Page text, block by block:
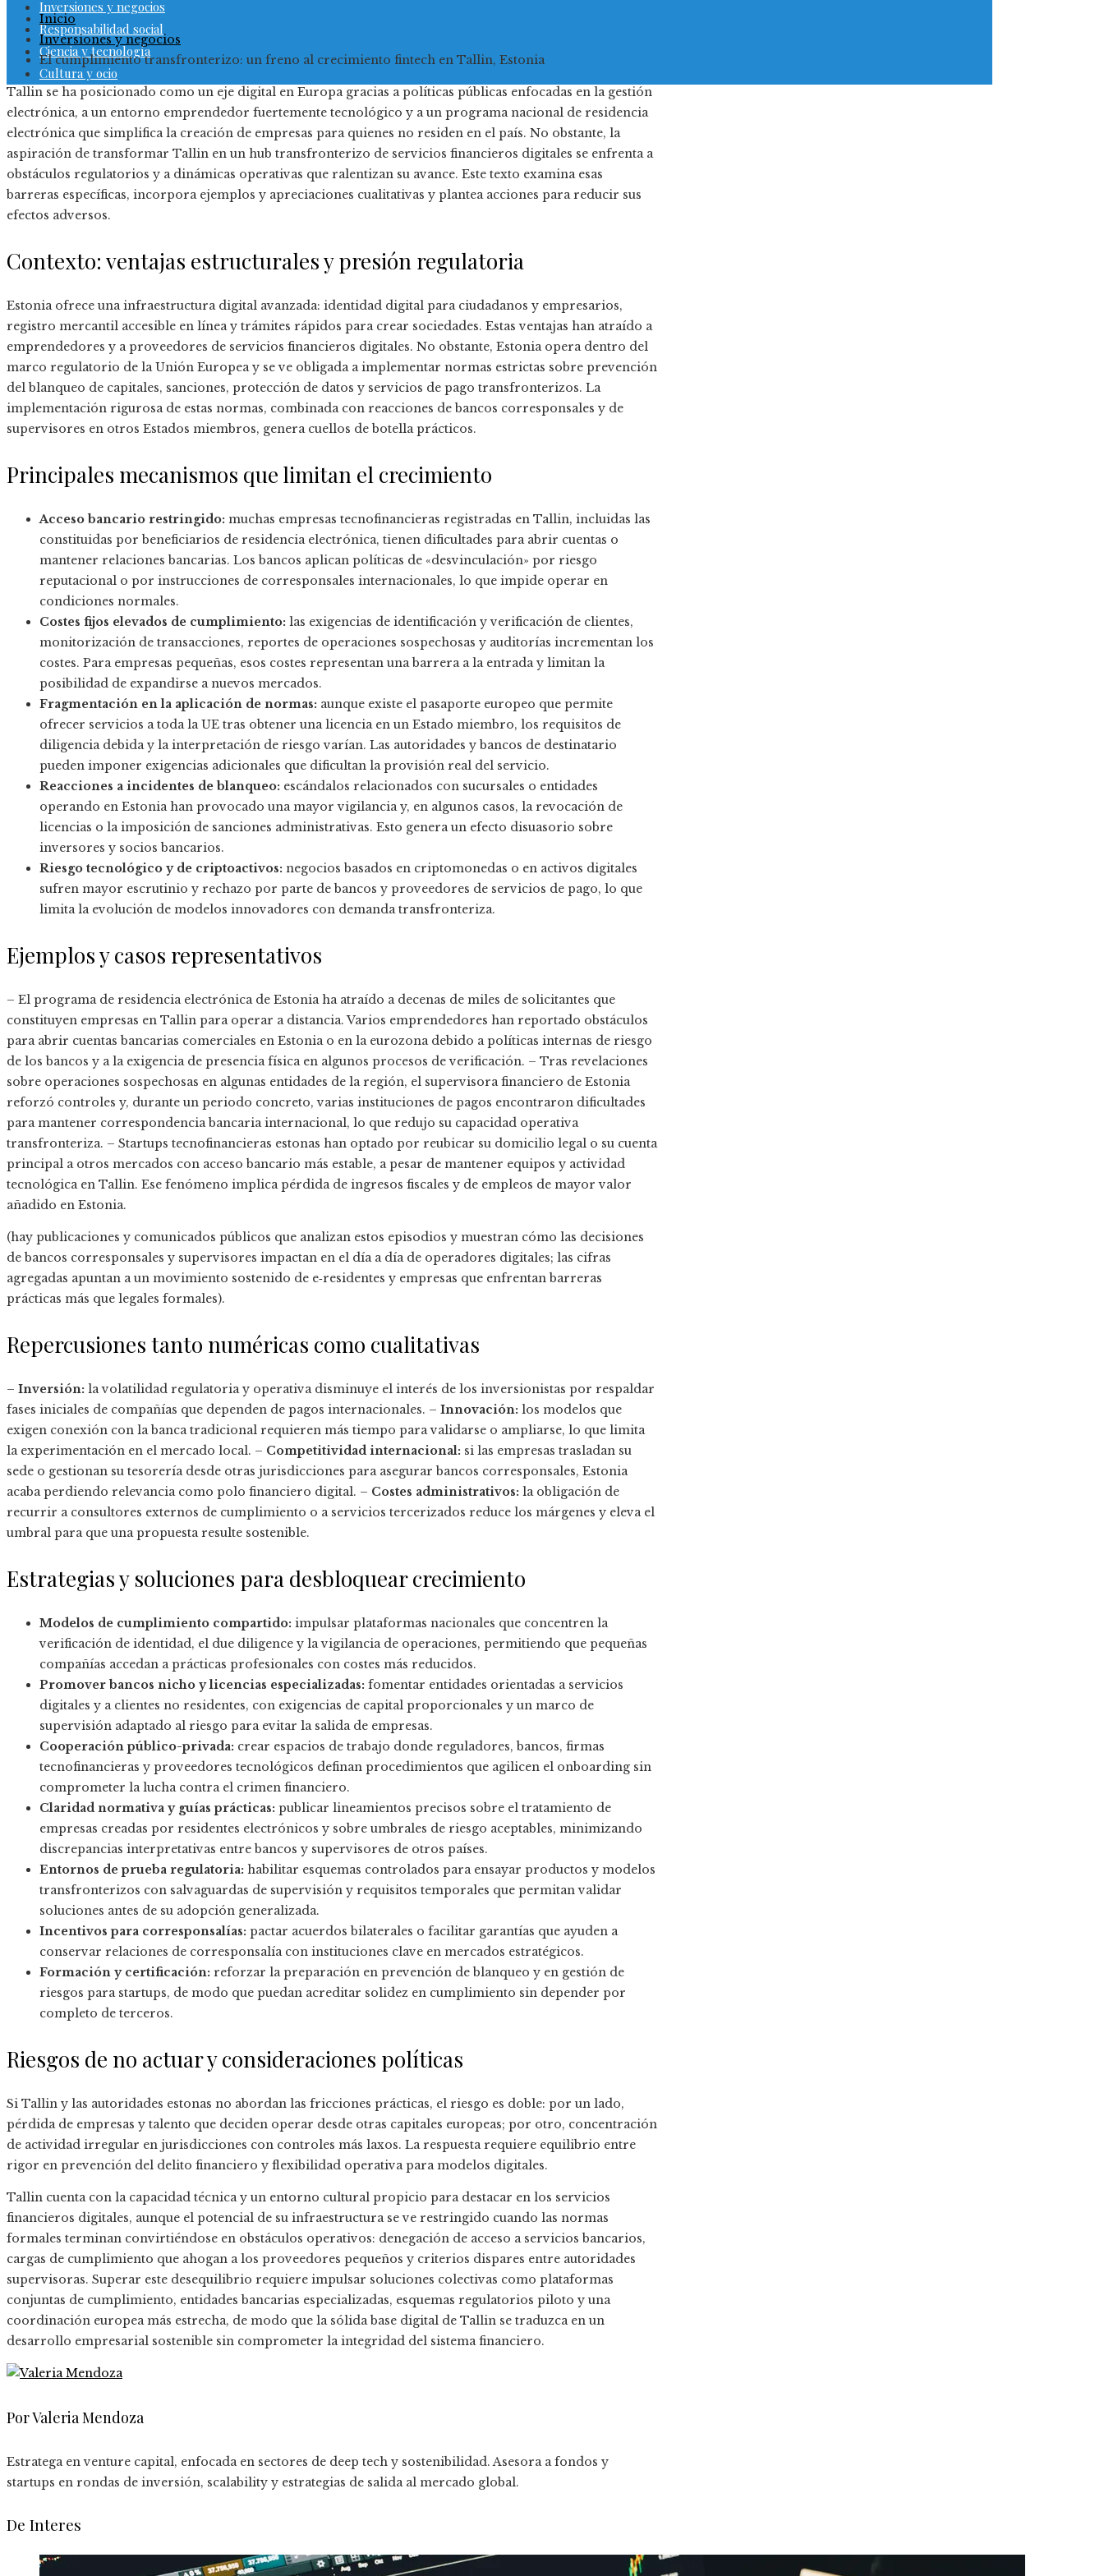
Inversiones y negocios
Responsabilidad social
Ciencia y tecnología
Cultura y ocio
Inicio
Inversiones y negocios
El cumplimiento transfronterizo: un freno al crecimiento fintech en Tallin, Estonia
Tallin se ha posicionado como un eje digital en Europa gracias a políticas públicas enfocadas en la gestión
electrónica, a un entorno emprendedor fuertemente tecnológico y a un programa nacional de residencia
electrónica que simplifica la creación de empresas para quienes no residen en el país. No obstante, la
aspiración de transformar Tallin en un hub transfronterizo de servicios financieros digitales se enfrenta a
obstáculos regulatorios y a dinámicas operativas que ralentizan su avance. Este texto examina esas
barreras específicas, incorpora ejemplos y apreciaciones cualitativas y plantea acciones para reducir sus
efectos adversos.
Contexto: ventajas estructurales y presión regulatoria
Estonia ofrece una infraestructura digital avanzada: identidad digital para ciudadanos y empresarios,
registro mercantil accesible en línea y trámites rápidos para crear sociedades. Estas ventajas han atraído a
emprendedores y a proveedores de servicios financieros digitales. No obstante, Estonia opera dentro del
marco regulatorio de la Unión Europea y se ve obligada a implementar normas estrictas sobre prevención
del blanqueo de capitales, sanciones, protección de datos y servicios de pago transfronterizos. La
implementación rigurosa de estas normas, combinada con reacciones de bancos corresponsales y de
supervisores en otros Estados miembros, genera cuellos de botella prácticos.
Principales mecanismos que limitan el crecimiento
Acceso bancario restringido: muchas empresas tecnofinancieras registradas en Tallin, incluidas las
constituidas por beneficiarios de residencia electrónica, tienen dificultades para abrir cuentas o
mantener relaciones bancarias. Los bancos aplican políticas de «desvinculación» por riesgo
reputacional o por instrucciones de corresponsales internacionales, lo que impide operar en
condiciones normales.
Costes fijos elevados de cumplimiento: las exigencias de identificación y verificación de clientes,
monitorización de transacciones, reportes de operaciones sospechosas y auditorías incrementan los
costes. Para empresas pequeñas, esos costes representan una barrera a la entrada y limitan la
posibilidad de expandirse a nuevos mercados.
Fragmentación en la aplicación de normas: aunque existe el pasaporte europeo que permite
ofrecer servicios a toda la UE tras obtener una licencia en un Estado miembro, los requisitos de
diligencia debida y la interpretación de riesgo varían. Las autoridades y bancos de destinatario
pueden imponer exigencias adicionales que dificultan la provisión real del servicio.
Reacciones a incidentes de blanqueo: escándalos relacionados con sucursales o entidades
operando en Estonia han provocado una mayor vigilancia y, en algunos casos, la revocación de
licencias o la imposición de sanciones administrativas. Esto genera un efecto disuasorio sobre
inversores y socios bancarios.
Riesgo tecnológico y de criptoactivos: negocios basados en criptomonedas o en activos digitales
sufren mayor escrutinio y rechazo por parte de bancos y proveedores de servicios de pago, lo que
limita la evolución de modelos innovadores con demanda transfronteriza.
Ejemplos y casos representativos
– El programa de residencia electrónica de Estonia ha atraído a decenas de miles de solicitantes que
constituyen empresas en Tallin para operar a distancia. Varios emprendedores han reportado obstáculos
para abrir cuentas bancarias comerciales en Estonia o en la eurozona debido a políticas internas de riesgo
de los bancos y a la exigencia de presencia física en algunos procesos de verificación. – Tras revelaciones
sobre operaciones sospechosas en algunas entidades de la región, el supervisora financiero de Estonia
reforzó controles y, durante un periodo concreto, varias instituciones de pagos encontraron dificultades
para mantener correspondencia bancaria internacional, lo que redujo su capacidad operativa
transfronteriza. – Startups tecnofinancieras estonas han optado por reubicar su domicilio legal o su cuenta
principal a otros mercados con acceso bancario más estable, a pesar de mantener equipos y actividad
tecnológica en Tallin. Ese fenómeno implica pérdida de ingresos fiscales y de empleos de mayor valor
añadido en Estonia.
(hay publicaciones y comunicados públicos que analizan estos episodios y muestran cómo las decisiones
de bancos corresponsales y supervisores impactan en el día a día de operadores digitales; las cifras
agregadas apuntan a un movimiento sostenido de e‑residentes y empresas que enfrentan barreras
prácticas más que legales formales).
Repercusiones tanto numéricas como cualitativas
– Inversión: la volatilidad regulatoria y operativa disminuye el interés de los inversionistas por respaldar
fases iniciales de compañías que dependen de pagos internacionales. – Innovación: los modelos que
exigen conexión con la banca tradicional requieren más tiempo para validarse o ampliarse, lo que limita
la experimentación en el mercado local. – Competitividad internacional: si las empresas trasladan su
sede o gestionan su tesorería desde otras jurisdicciones para asegurar bancos corresponsales, Estonia
acaba perdiendo relevancia como polo financiero digital. – Costes administrativos: la obligación de
recurrir a consultores externos de cumplimiento o a servicios tercerizados reduce los márgenes y eleva el
umbral para que una propuesta resulte sostenible.
Estrategias y soluciones para desbloquear crecimiento
Modelos de cumplimiento compartido: impulsar plataformas nacionales que concentren la
verificación de identidad, el due diligence y la vigilancia de operaciones, permitiendo que pequeñas
compañías accedan a prácticas profesionales con costes más reducidos.
Promover bancos nicho y licencias especializadas: fomentar entidades orientadas a servicios
digitales y a clientes no residentes, con exigencias de capital proporcionales y un marco de
supervisión adaptado al riesgo para evitar la salida de empresas.
Cooperación público-privada: crear espacios de trabajo donde reguladores, bancos, firmas
tecnofinancieras y proveedores tecnológicos definan procedimientos que agilicen el onboarding sin
comprometer la lucha contra el crimen financiero.
Claridad normativa y guías prácticas: publicar lineamientos precisos sobre el tratamiento de
empresas creadas por residentes electrónicos y sobre umbrales de riesgo aceptables, minimizando
discrepancias interpretativas entre bancos y supervisores de otros países.
Entornos de prueba regulatoria: habilitar esquemas controlados para ensayar productos y modelos
transfronterizos con salvaguardas de supervisión y requisitos temporales que permitan validar
soluciones antes de su adopción generalizada.
Incentivos para corresponsalías: pactar acuerdos bilaterales o facilitar garantías que ayuden a
conservar relaciones de corresponsalía con instituciones clave en mercados estratégicos.
Formación y certificación: reforzar la preparación en prevención de blanqueo y en gestión de
riesgos para startups, de modo que puedan acreditar solidez en cumplimiento sin depender por
completo de terceros.
Riesgos de no actuar y consideraciones políticas
Si Tallin y las autoridades estonas no abordan las fricciones prácticas, el riesgo es doble: por un lado,
pérdida de empresas y talento que deciden operar desde otras capitales europeas; por otro, concentración
de actividad irregular en jurisdicciones con controles más laxos. La respuesta requiere equilibrio entre
rigor en prevención del delito financiero y flexibilidad operativa para modelos digitales.
Tallin cuenta con la capacidad técnica y un entorno cultural propicio para destacar en los servicios
financieros digitales, aunque el potencial de su infraestructura se ve restringido cuando las normas
formales terminan convirtiéndose en obstáculos operativos: denegación de acceso a servicios bancarios,
cargas de cumplimiento que ahogan a los proveedores pequeños y criterios dispares entre autoridades
supervisoras. Superar este desequilibrio requiere impulsar soluciones colectivas como plataformas
conjuntas de cumplimiento, entidades bancarias especializadas, esquemas regulatorios piloto y una
coordinación europea más estrecha, de modo que la sólida base digital de Tallin se traduzca en un
desarrollo empresarial sostenible sin comprometer la integridad del sistema financiero.
Por Valeria Mendoza
Estratega en venture capital, enfocada en sectores de deep tech y sostenibilidad. Asesora a fondos y
startups en rondas de inversión, scalability y estrategias de salida al mercado global.
De Interes